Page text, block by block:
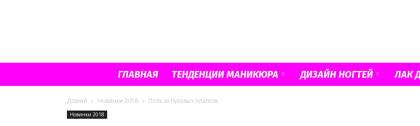
Французский
ГЛАВНАЯ ТЕНДЕНЦИИ МАНИКЮРА ДИЗАЙН НОГТЕЙ ЛАК
Домой Новинки 2018 Польза пуховых платков
Новинки 2018